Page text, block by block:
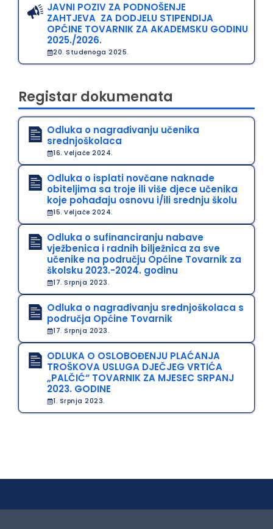
JAVNI POZIV ZA PODNOŠENJE
ZAHTJEVA ZA DODJELU STIPENDIJA
OPĆINE TOVARNIK ZA AKADEMSKU GODINU
2025./2026.
20. Studenoga 2025.
Registar dokumenata
Odluka o nagrađivanju učenika
srednjoškolaca
16. Veljače 2024.
Odluka o isplati novčane naknade
obiteljima sa troje ili više djece učenika
koje pohađaju osnovu i/ili srednju školu
15. Veljače 2024.
Odluka o sufinanciranju nabave
vježbenica i radnih bilježnica za sve
učenike na području Općine Tovarnik za
školsku 2023.-2024. godinu
17. Srpnja 2023.
Odluka o nagrađivanju srednjoškolaca s
područja Općine Tovarnik
17. Srpnja 2023.
ODLUKA O OSLOBOĐENJU PLAĆANJA
TROŠKOVA USLUGA DJEČJEG VRTIĆA
„PALČIĆ“ TOVARNIK ZA MJESEC SRPANJ
2023. GODINE
1. Srpnja 2023.